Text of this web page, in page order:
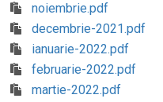
noiembrie.pdf
decembrie-2021.pdf
ianuarie-2022.pdf
februarie-2022.pdf
martie-2022.pdf